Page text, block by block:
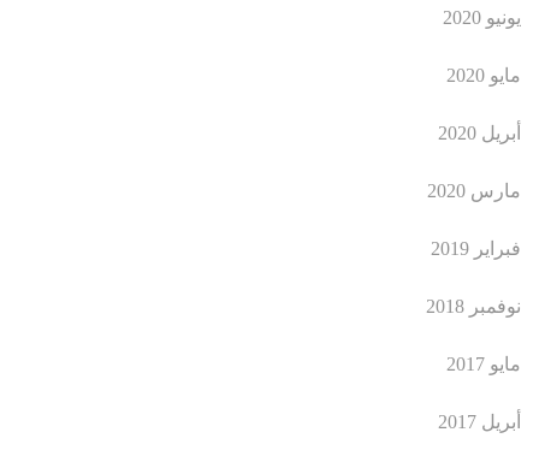
يونيو 2020
مايو 2020
أبريل 2020
مارس 2020
فبراير 2019
نوفمبر 2018
مايو 2017
أبريل 2017